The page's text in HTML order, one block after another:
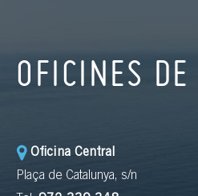
OFICINES
Oficina Central
Plaça de Catalunya, s/n